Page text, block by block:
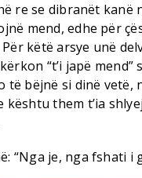
re se dibranët kanë
mend, edhe për
këtë arsye unë
“t’i japë mend”
të bëjnë si dinë vetë,
kështu them t’ia
“Nga je, nga fshati i